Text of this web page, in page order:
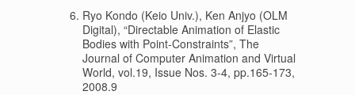
Ryo Kondo (Keio Univ.), Ken Anjyo (OLM
Digital), “Directable Animation of Elastic
Bodies with Point-Constraints”, The
Journal of Computer Animation and Virtual
World, vol.19, Issue Nos. 3-4, pp.165-173,
2008.9